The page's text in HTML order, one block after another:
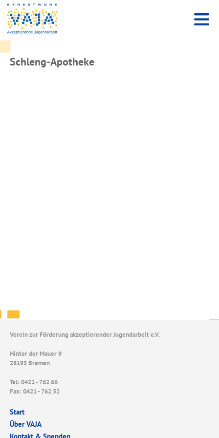
Schleng-Apotheke
Verein zur Förderung akzeptierender Jugendarbeit e.V.
Hinter der Mauer 9
28195 Bremen
Tel: 0421 - 762 66
Fax: 0421 - 762 52
Start
Über VAJA